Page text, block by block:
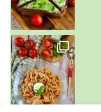
~ SALADE DE PÂTES AUX DEUX TOMATES THON ET BURRA